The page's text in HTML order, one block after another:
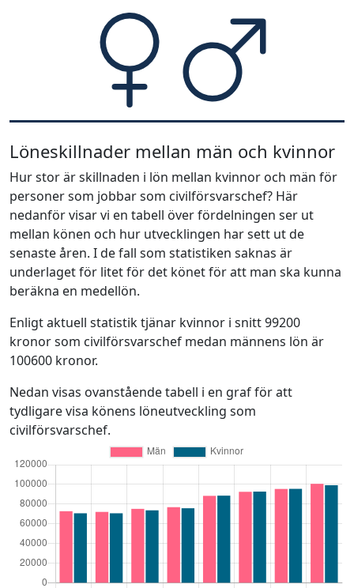
Löneskillnader mellan män och kvinnor
Hur stor är skillnaden i lön mellan kvinnor och män för
personer som jobbar som civilförsvarschef? Här
nedanför visar vi en tabell över fördelningen ser ut
mellan könen och hur utvecklingen har sett ut de
senaste åren. I de fall som statistiken saknas är
underlaget för litet för det könet för att man ska kunna
beräkna en medellön.
Enligt aktuell statistik tjänar kvinnor i snitt 99200
kronor som civilförsvarschef medan männens lön är
100600 kronor.
Nedan visas ovanstående tabell i en graf för att
tydligare visa könens löneutveckling som
civilförsvarschef.